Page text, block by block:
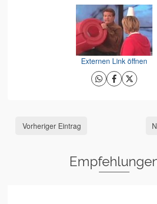
Externen Link öffnen
Vorheriger Eintrag